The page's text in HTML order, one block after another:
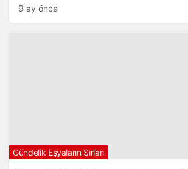
9 ay önce
Gündelik Eşyaların Sırları